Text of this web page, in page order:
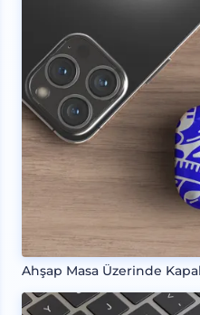
Ahşap Masa Üzerinde